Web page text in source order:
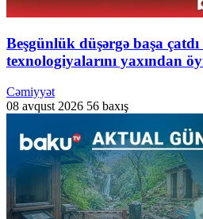
Beşgünlük düşərgə başa
texnologiyalarını yaxından
Cəmiyyət
08 avqust 2026 56 baxış